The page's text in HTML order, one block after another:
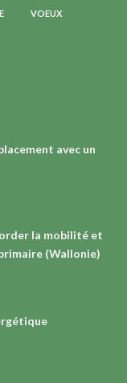
VOEUX
avec un
la mobilité et
(Wallonie)